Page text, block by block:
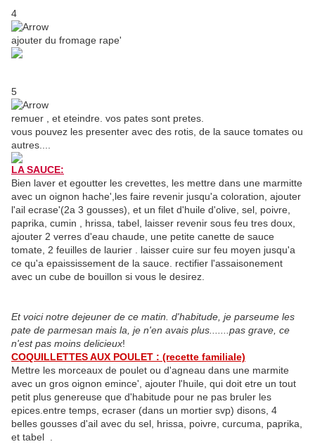
4
ajouter du fromage rape'
5
remuer , et eteindre. vos pates sont pretes.
vous pouvez les presenter avec des rotis, de la sauce tomates ou
autres....
LA SAUCE:
Bien laver et egoutter les crevettes, les mettre dans une marmitte
avec un oignon hache',les faire revenir jusqu'a coloration, ajouter
l'ail ecrase'(2a 3 gousses), et un filet d'huile d'olive, sel, poivre,
paprika, cumin , hrissa, tabel, laisser revenir sous feu tres doux,
ajouter 2 verres d'eau chaude, une petite canette de sauce
tomate, 2 feuilles de laurier . laisser cuire sur feu moyen jusqu'a
ce qu'a epaississement de la sauce. rectifier l'assaisonement
avec un cube de bouillon si vous le desirez.
Et voici notre dejeuner de ce matin. d'habitude, je parseume les
pate de parmesan mais la, je n'en avais plus.......pas grave, ce
n'est pas moins delicieux!
COQUILLETTES AUX POULET : (recette familiale)
Mettre les morceaux de poulet ou d'agneau dans une marmite
avec un gros oignon emince', ajouter l'huile, qui doit etre un tout
petit plus genereuse que d'habitude pour ne pas bruler les
epices.entre temps, ecraser (dans un mortier svp) disons, 4
belles gousses d'ail avec du sel, hrissa, poivre, curcuma, paprika,
et tabel .